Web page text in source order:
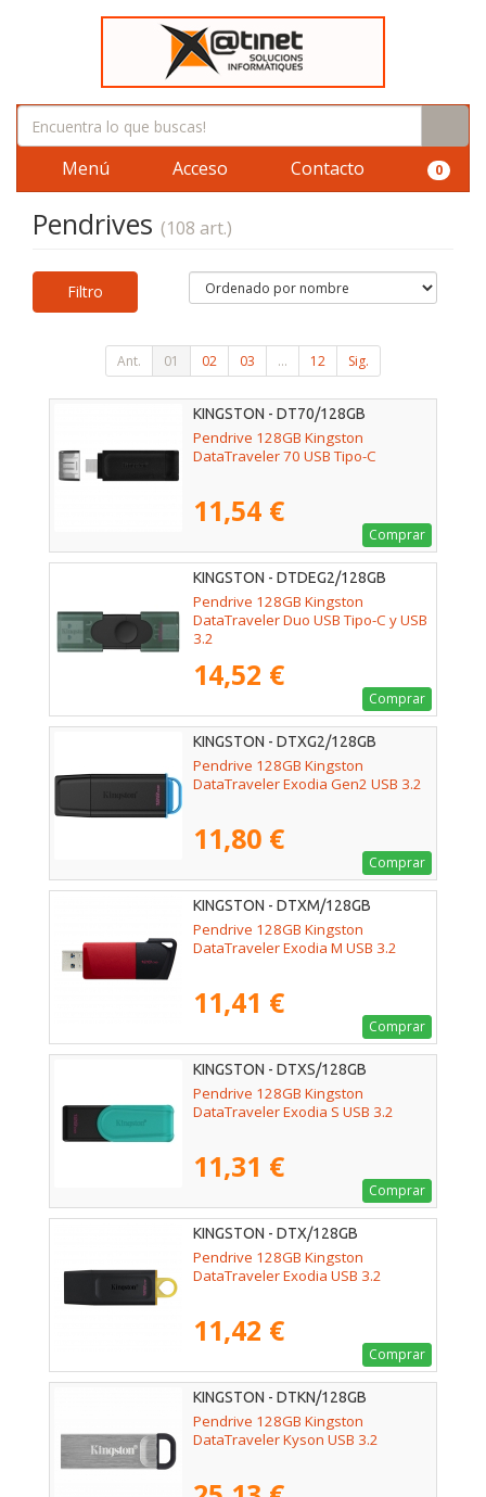
Menú Acceso Contacto 0
Pendrives (108 art.)
Filtro
Ant. 01 02 03 ... 12 Sig.
KINGSTON - DT70/128GB
Pendrive 128GB Kingston
DataTraveler 70 USB Tipo-C
11,54 €
Comprar
KINGSTON - DTDEG2/128GB
Pendrive 128GB Kingston
DataTraveler Duo USB Tipo-C y USB
3.2
14,52 €
Comprar
KINGSTON - DTXG2/128GB
Pendrive 128GB Kingston
DataTraveler Exodia Gen2 USB 3.2
11,80 €
Comprar
KINGSTON - DTXM/128GB
Pendrive 128GB Kingston
DataTraveler Exodia M USB 3.2
11,41 €
Comprar
KINGSTON - DTXS/128GB
Pendrive 128GB Kingston
DataTraveler Exodia S USB 3.2
11,31 €
Comprar
KINGSTON - DTX/128GB
Pendrive 128GB Kingston
DataTraveler Exodia USB 3.2
11,42 €
Comprar
KINGSTON - DTKN/128GB
Pendrive 128GB Kingston
DataTraveler Kyson USB 3.2